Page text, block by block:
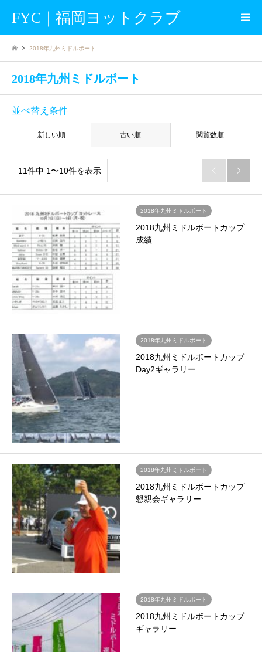
FYC｜福岡ヨットクラブ
2018年九州ミドルボート
2018年九州ミドルボート
並べ替え条件
新しい順 古い順 閲覧数順
11件中 1〜10件を表示  
2018年九州ミドルボート
2018九州ミドルボートカップ
成績
2018年九州ミドルボート
2018九州ミドルボートカップ
Day2ギャラリー
2018年九州ミドルボート
2018九州ミドルボートカップ
懇親会ギャラリー
2018年九州ミドルボート
2018九州ミドルボートカップ
ギャラリー